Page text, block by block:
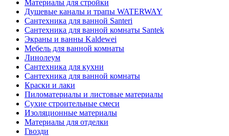
Материалы для стройки
Душевые каналы и трапы WATERWAY
Сантехника для ванной Santeri
Сантехника для ванной комнаты Santek
Экраны и ванны Kaldewei
Мебель для ванной комнаты
Линолеум
Сантехника для кухни
Сантехника для ванной комнаты
Краски и лаки
Пиломатериалы и листовые материалы
Сухие строительные смеси
Изоляционные материалы
Материалы для отделки
Гвозди